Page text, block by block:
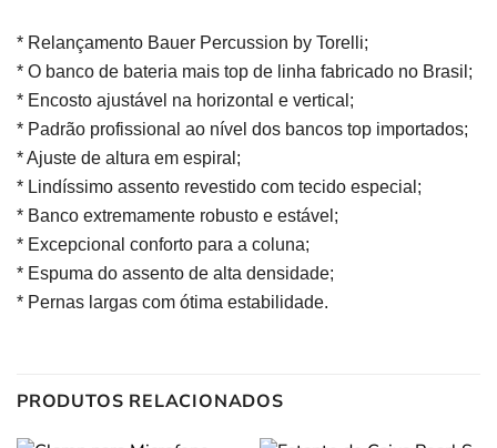
* Relançamento Bauer Percussion by Torelli;
* O banco de bateria mais top de linha fabricado no Brasil;
* Encosto ajustável na horizontal e vertical;
* Padrão profissional ao nível dos bancos top importados;
* Ajuste de altura em espiral;
* Lindíssimo assento revestido com tecido especial;
* Banco extremamente robusto e estável;
* Excepcional conforto para a coluna;
* Espuma do assento de alta densidade;
* Pernas largas com ótima estabilidade.
PRODUTOS RELACIONADOS